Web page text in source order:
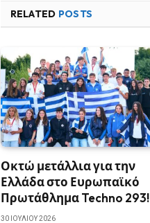
RELATED POSTS
Οκτώ μετάλλια για την
Ελλάδα στο Ευρωπαϊκό
Πρωτάθλημα Techno 293!
30 ΙΟΥΛΊΟΥ 2026